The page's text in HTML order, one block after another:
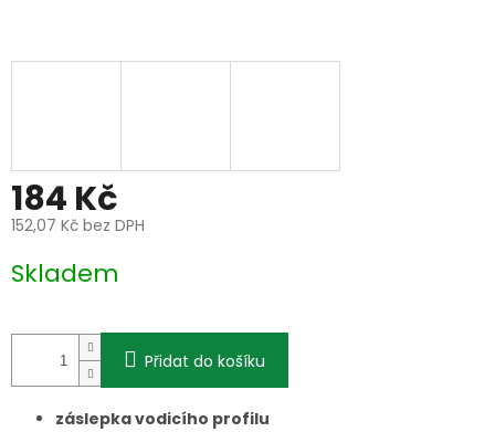
184 Kč
152,07 Kč bez DPH
cena:
Skladem
Přidat do košíku
záslepka vodicího profilu